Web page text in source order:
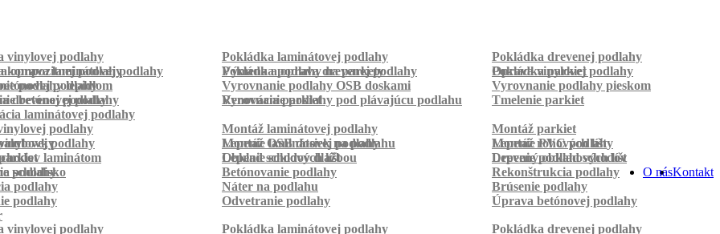
vinylovej podlahy Pokládka laminátovej podlahy
Pokládka drevenej podlahy
kompozitnej podlahy Pokládka podlahy na parkety Pokládka parkiet
oprava laminátovej podlahy Výmena a oprava drevenej podlahy
Oprava vinylovej podlahy
podlahy
podlahy lepidlom Vyrovnanie podlahy OSB doskami
Vyrovnanie podlahy pieskom
betónovej podlahy Vyrovnanie podlahy pod plávajúcu podlahu
drevenej podlahy Renovácia parkiet
Tmelenie parkiet
laminátovej podlahy
podlahy Montáž laminátovej podlahy
Montáž parkiet
Montáž OSB dosiek na podlahu
Montáž rohových líšt
podlahy Lepenie laminátovej podlahy
Lepenie PVC podlahy
Lepenie soklových líšt Lepenie podlahových líšt
laminátom Obklad schodov dlažbou
Drevený obklad schodov
schodisko
podlahy Betónovanie podlahy
Rekonštrukcia podlahy
podlahy Náter na podlahu
Brúsenie podlahy
podlahy Odvetranie podlahy
Úprava betónovej podlahy
Kontakt
O nás
vinylovej podlahy Pokládka laminátovej podlahy
Pokládka drevenej podlahy